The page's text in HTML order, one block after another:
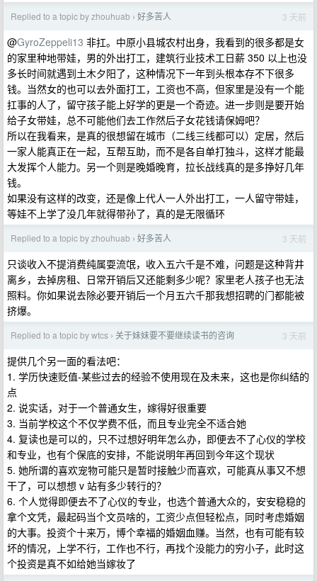
Replied to a topic by zhouhuab › 好多苦人 3 天前
@GyroZeppeli13 非扛。中原小县城农村出身，我看到的很多都是女
的家里种地带娃，男的外出打工，建筑行业技术工日薪 350 以上也没
多长时间就遇到土木夕阳了，这种情况下一年到头根本存不下很多
钱。当然女的也可以去外面打工，工资也不高，但家里是没有一个能
扛事的人了，留守孩子能上好学的更是一个奇迹。进一步则是要开始
给子女带娃，总不可能他们去工作然后子女花钱请保姆吧？
所以在我看来，是真的很想留在城市（二线三线都可以）定居，然后
一家人能真正在一起，互帮互助，而不是各自单打独斗，这样才能最
大发挥个人能力。另一个则是晚婚晚育，拉长战线真的是多挣好几年
钱。
如果没有这样的改变，还是像上代人一人外出打工，一人留守带娃，
等娃不上学了没几年就得带孙了，真的是无限循环
Replied to a topic by zhouhuab › 好多苦人 3 天前
只谈收入不提消费纯属耍流氓，收入五六千是不难，问题是这种背井
离乡，去掉房租、日常开销后又还能剩多少呢？家里老人孩子也无法
照料。你如果说去除必要开销后一个月五六千那我想招聘的门都能被
挤爆。
Replied to a topic by wtcs › 关于妹妹要不要继续读书的咨询 3 天前
提供几个另一面的看法吧：
1. 学历快速贬值-某些过去的经验不使用现在及未来，这也是你纠结的
点
2. 说实话，对于一个普通女生，嫁得好很重要
3. 当前学校这个不仅学费不低，而且专业完全不适合她
4. 复读也是可以的，只不过想好明年怎么办，即便去不了心仪的学校
和专业，也有个保底的安排，不能说明年再回到今年这个现状
5. 她所谓的喜欢宠物可能只是暂时接触少而喜欢，可能真从事又不想
干了，可以想想 v 站有多少转行的？
6. 个人觉得即便去不了心仪的专业，也选个普通大众的，安安稳稳的
拿个文凭，最起码当个文员啥的，工资少点但轻松点，同时考虑婚姻
的大事。投资个十来万，博个幸福的婚姻血赚。当然，也有可能有较
坏的情况，上学不行，工作也不行，再找个没能力的穷小子，此时这
个投资是真不如给她当嫁妆了